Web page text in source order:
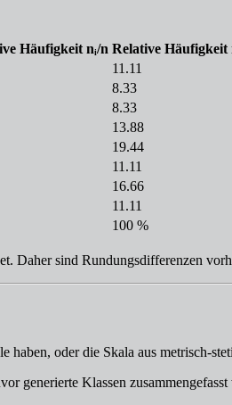
Häufigkeit nᵢ/n Relative Häufigkeit
11.11
8.33
8.33
13.88
19.44
11.11
16.66
11.11
100 %
Daher sind Rundungsdifferenzen
oder die Skala aus metrisch-
generierte Klassen zusammengefasst